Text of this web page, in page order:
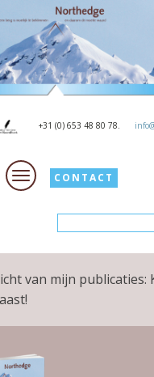
+31 (0) 653 48 80 78.
CONTACT
van mijn publicaties: